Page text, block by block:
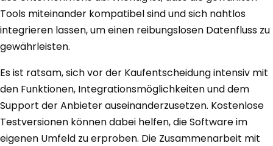
Tools miteinander kompatibel sind und sich nahtlos
integrieren lassen, um einen reibungslosen Datenfluss zu
gewährleisten.
Es ist ratsam, sich vor der Kaufentscheidung intensiv mit
den Funktionen, Integrationsmöglichkeiten und dem
Support der Anbieter auseinanderzusetzen. Kostenlose
Testversionen können dabei helfen, die Software im
eigenen Umfeld zu erproben. Die Zusammenarbeit mit